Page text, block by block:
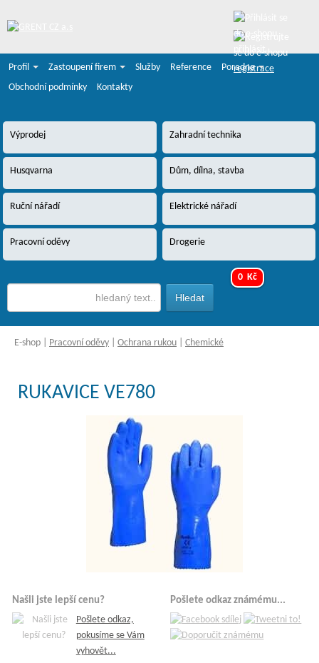
registrace
Profil
Zastoupení firem Služby Reference
Poradna
Obchodní podmínky
Kontakty
Výprodej Zahradní technika
Husqvarna Dům, dílna, stavba
Ruční nářadí Elektrické nářadí
Pracovní oděvy Drogerie
0 Kč
E-shop Pracovní oděvy Ochrana rukou Chemické
RUKAVICE VE780
Našli jste lepší cenu?
Pošlete odkaz,
pokusíme se Vám
vyhovět...
Pošlete odkaz známému...